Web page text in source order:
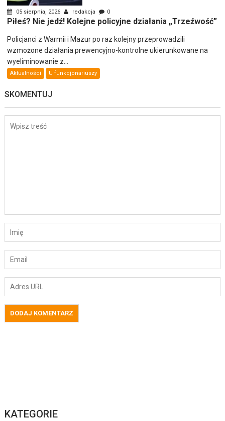
05 sierpnia, 2026 redakcja 0
Piłeś? Nie jedź! Kolejne policyjne działania „Trzeźwość”
Policjanci z Warmii i Mazur po raz kolejny przeprowadzili
wzmożone działania prewencyjno-kontrolne ukierunkowane na
wyeliminowanie z...
Aktualności U funkcjonariuszy
SKOMENTUJ
KATEGORIE